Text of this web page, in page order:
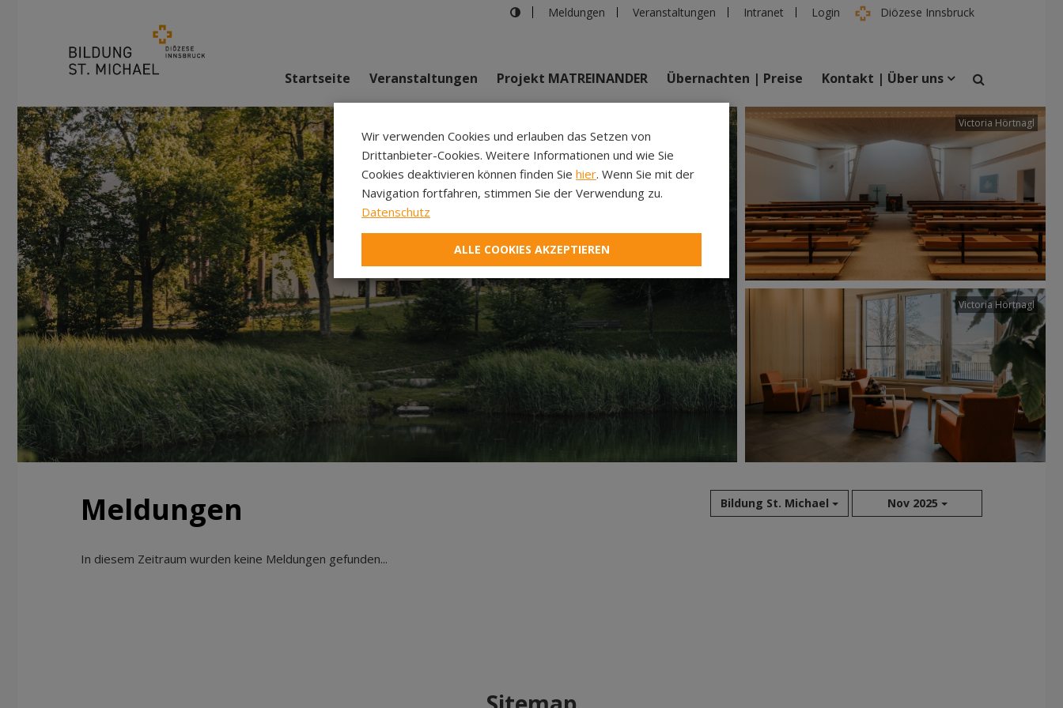
Meldungen Veranstaltungen Intranet Login Diözese Innsbruck
suchen
Veranstaltungen Personen
Startseite Veranstaltungen Projekt MATREINANDER Übernachten | Preise Kontakt | Über uns
Victoria Hörtnagl
Victoria Hörtnagl
Meldungen Bildung St. Michael Nov 2025
In diesem Zeitraum wurden keine Meldungen gefunden...
Wir verwenden Cookies und erlauben das Setzen von
Drittanbieter-Cookies. Weitere Informationen und wie Sie
Cookies deaktivieren können finden Sie hier. Wenn Sie mit der
Navigation fortfahren, stimmen Sie der Verwendung zu.
Datenschutz
ALLE COOKIES AKZEPTIEREN